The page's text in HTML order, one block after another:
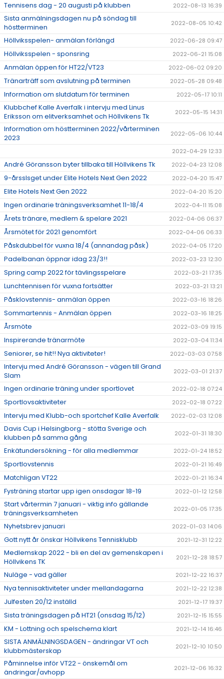
Tennisens dag - 20 augusti på klubben 2022-08-13 16:39
Sista anmälningsdagen nu på söndag till
höstterminen
2022-08-05 10:42
Höllviksspelen- anmälan förlängd 2022-06-28 09:47
Höllviksspelen - sponsring 2022-06-21 15:08
Anmälan öppen för HT22/VT23 2022-06-02 09:20
Tränarträff som avslutning på terminen 2022-05-28 09:48
Information om slutdatum för terminen 2022-05-17 10:11
Klubbchef Kalle Averfalk i intervju med Linus
Eriksson om elitverksamhet och Höllvikens Tk
2022-05-15 14:31
Information om höstterminen 2022/vårterminen
2023
2022-05-06 10:44
2022-04-29 12:33
André Göransson byter tillbaka till Höllvikens Tk 2022-04-23 12:08
9-årsslsget under Elite Hotels Next Gen 2022 2022-04-20 15:47
Elite Hotels Next Gen 2022 2022-04-20 15:20
Ingen ordinarie träningsverksamhet 11-18/4 2022-04-11 15:08
Årets tränare, medlem & spelare 2021 2022-04-06 06:37
Årsmötet för 2021 genomfört 2022-04-06 06:33
Påskdubbel för vuxna 18/4 (annandag påsk) 2022-04-05 17:20
Padelbanan öppnar idag 23/3!! 2022-03-23 12:30
Spring camp 2022 för tävlingsspelare 2022-03-21 17:35
Lunchtennisen för vuxna fortsätter 2022-03-21 13:21
Påsklovstennis- anmälan öppen 2022-03-16 18:26
Sommartennis - Anmälan öppen 2022-03-16 18:25
Årsmöte 2022-03-09 19:15
Inspirerande tränarmöte 2022-03-04 11:34
Seniorer, se hit!! Nya aktiviteter! 2022-03-03 07:58
Intervju med André Göransson - vägen till Grand
Slam
2022-03-01 21:37
Ingen ordinarie träning under sportlovet 2022-02-18 07:24
Sportlovsaktiviteter 2022-02-18 07:22
Intervju med Klubb-och sportchef Kalle Averfalk 2022-02-03 12:08
Davis Cup i Helsingborg - stötta Sverige och
klubben på samma gång
2022-01-31 18:30
Enkätundersökning - för alla medlemmar 2022-01-24 18:52
Sportlovstennis 2022-01-21 16:49
Matchligan VT22 2022-01-21 16:34
Fysträning startar upp igen onsdagar 18-19 2022-01-12 12:58
Start vårtermin 7 januari - viktig info gällande
träningsverksamheten
2022-01-05 17:35
Nyhetsbrev januari 2022-01-03 14:06
Gott nytt år önskar Höllvikens Tennisklubb 2021-12-31 12:22
Medlemskap 2022 - bli en del av gemenskapen i
Höllvikens TK
2021-12-28 18:57
Nuläge - vad gäller 2021-12-22 16:37
Nya tennisaktiviteter under mellandagarna 2021-12-22 12:38
Julfesten 20/12 inställd 2021-12-17 19:37
Sista träningsdagen på HT21 (onsdag 15/12) 2021-12-15 15:55
KM - Lottning och spelschema klart 2021-12-14 16:46
SISTA ANMÄLNINGSDAGEN - ändringar VT och
klubbmästerskap
2021-12-10 10:50
Påminnelse inför VT22 - önskemål om
ändringar/avhopp
2021-12-06 16:32